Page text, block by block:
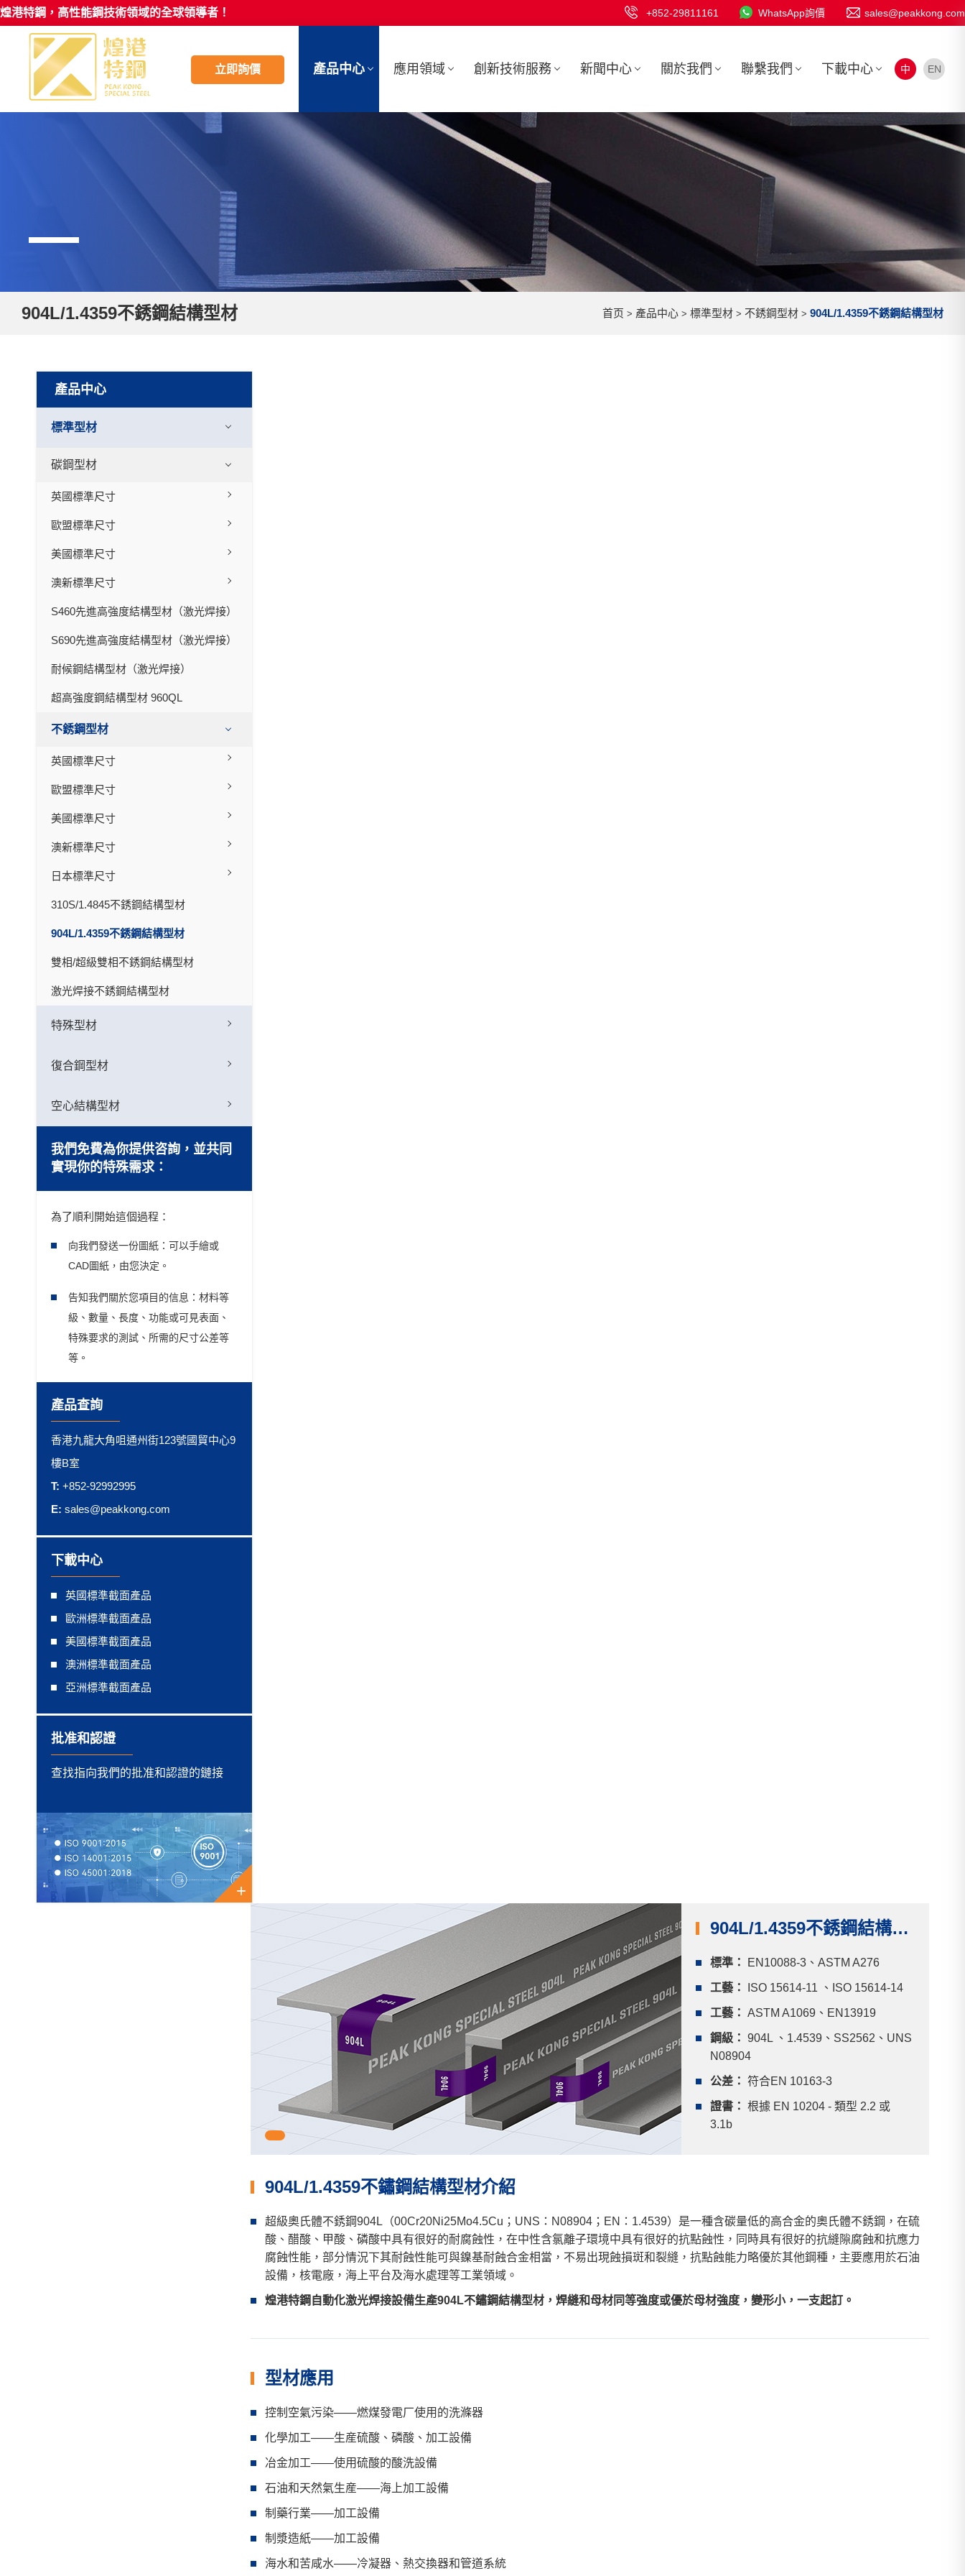
煌港特鋼，高性能鋼技術領域的全球領導者！ sales@peakkong.com
WhatsApp詢價
+852-29811161
立即詢價 產品中心 應用領域 創新技術服務 新聞中心 關於我們 聯繫我們 下載中心 中 EN
904L/1.4359不銹鋼結構型材 首页 > 產品中心 > 標準型材 > 不銹鋼型材 > 904L/1.4359不銹鋼結構型材
產品中心
標準型材
碳鋼型材
英國標準尺寸
歐盟標準尺寸
美國標準尺寸
澳新標準尺寸
S460先進高強度結構型材（激光焊接）
S690先進高強度結構型材（激光焊接）
耐候鋼結構型材（激光焊接）
超高強度鋼結構型材 960QL
不銹鋼型材
英國標準尺寸
歐盟標準尺寸
美國標準尺寸
澳新標準尺寸
日本標準尺寸
310S/1.4845不銹鋼結構型材
904L/1.4359不銹鋼結構型材
雙相/超級雙相不銹鋼結構型材
激光焊接不銹鋼結構型材
特殊型材
復合鋼型材
空心結構型材
我們免費為你提供咨詢，並共同
實現你的特殊需求：
為了順利開始這個過程：
向我們發送一份圖紙：可以手繪或
CAD圖紙，由您決定。
告知我們關於您項目的信息：材料等
級、數量、長度、功能或可見表面、
特殊要求的測試、所需的尺寸公差等
等。
產品查詢
香港九龍大角咀通州街123號國貿中心9
樓B室
T: +852-92992995
E: sales@peakkong.com
下載中心
英國標準截面產品
歐洲標準截面產品
美國標準截面產品
澳洲標準截面產品
亞洲標準截面產品
批准和認證
查找指向我們的批准和認證的鏈接
+
904L/1.4359不銹鋼結構型材
標準： EN10088-3、ASTM A276
工藝： ISO 15614-11 、ISO 15614-14
工藝： ASTM A1069、EN13919
鋼級： 904L 、1.4539、SS2562、UNS
N08904
公差： 符合EN 10163-3
證書： 根據 EN 10204 - 類型 2.2 或
3.1b
904L/1.4359不鏽鋼結構型材介紹
超級奧氏體不銹鋼904L（00Cr20Ni25Mo4.5Cu；UNS：N08904；EN：1.4539）是一種含碳量低的高合金的奧氏體不銹鋼，在硫
酸、醋酸、甲酸、磷酸中具有很好的耐腐蝕性，在中性含氯離子環境中具有很好的抗點蝕性，同時具有很好的抗縫隙腐蝕和抗應力
腐蝕性能，部分情況下其耐蝕性能可與鎳基耐蝕合金相當，不易出現蝕損斑和裂縫，抗點蝕能力略優於其他鋼種，主要應用於石油
設備，核電廠，海上平台及海水處理等工業領域。
煌港特鋼自動化激光焊接設備生產904L不鏽鋼結構型材，焊縫和母材同等強度或優於母材強度，變形小，一支起訂。
型材應用
控制空氣污染——燃煤發電厂使用的洗滌器
化學加工——生産硫酸、磷酸、加工設備
冶金加工——使用硫酸的酸洗設備
石油和天然氣生産——海上加工設備
制藥行業——加工設備
制漿造紙——加工設備
海水和苦咸水——冷凝器、熱交換器和管道系統